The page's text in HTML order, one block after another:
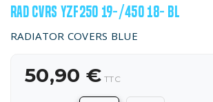
RAD CVRS YZF250 19-/450 18- BL
RADIATOR COVERS BLUE
50,90 € TTC